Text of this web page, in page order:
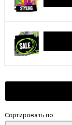
Сортировать по: